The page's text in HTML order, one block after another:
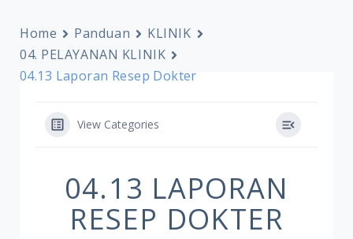
Home Panduan
KLINIK
04. PELAYANAN KLINIK
04.13 Laporan Resep Dokter
View Categories
04.13 LAPORAN
RESEP DOKTER